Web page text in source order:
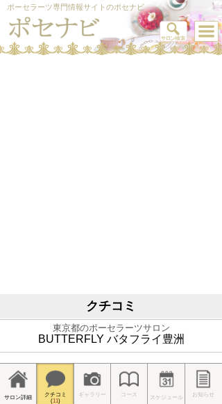
ポーセラーツ専門情報サイトのポセナビ
クチコミ
東京都のポーセラーツサロン
BUTTERFLY バタフライ豊洲
サロン詳細
クチコミ
(11)
ギャラリー コース スケジュール お知らせ